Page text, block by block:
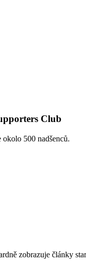
Club
okolo 500 nadšenců.
zobrazuje články